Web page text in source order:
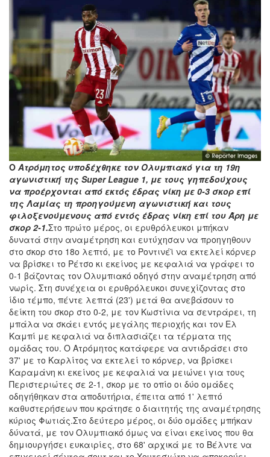
olympiakos-atromitos.jpg
Ο Ατρόμητος υποδέχθηκε τον Ολυμπιακό για τη 19η
αγωνιστική της Super League 1, με τους γηπεδούχους
να προέρχονται από εκτός έδρας νίκη με 0-3 σκορ επί
της Λαμίας τη προηγούμενη αγωνιστική και τους
φιλοξενούμενους από εντός έδρας νίκη επί του Άρη με
σκορ 2-1.Στο πρώτο μέρος, οι ερυθρόλευκοι μπήκαν
δυνατά στην αναμέτρηση και ευτύχησαν να προηγηθουν
στο σκορ στο 18ο λεπτό, με το Ροντινέϊ να εκτελεί κόρνερ
να βρίσκει το Ρέτσο κι εκείνος με κεφαλιά να γράφει το
0-1 βάζοντας τον Ολυμπιακό οδηγό στην αναμέτρηση από
νωρίς. Στη συνέχεια οι ερυθρόλευκοι συνεχίζοντας στο
ίδιο τέμπο, πέντε λεπτά (23') μετά θα ανεβάσουν το
δείκτη του σκορ στο 0-2, με τον Κωστίνια να σεντράρει, τη
μπάλα να σκάει εντός μεγάλης περιοχής και τον Ελ
Καμπί με κεφαλιά να διπλασιάζει τα τέρματα της
ομάδας του. Ο Ατρόμητος κατάφερε να αντιδράσει στο
37' με το Καρλίτος να εκτελεί το κόρνερ, να βρίσκει
Καραμάνη κι εκείνος με κεφαλιά να μειώνει για τους
Περιστεριώτες σε 2-1, σκορ με το οπίο οι δύο ομάδες
οδηγήθηκαν στα αποδυτήρια, έπειτα από 1' λεπτό
καθυστερήσεων που κράτησε ο διαιτητής της αναμέτρησης
κύριος Φωτιάς.Στο δεύτερο μέρος, οι δύο ομάδες μπήκαν
δύνατά, με τον Ολυμπιακό όμως να είναι εκείνος που θα
δημιουργήσει ευκαιρίες, στο 68' αρχικά με το Βέλντε να